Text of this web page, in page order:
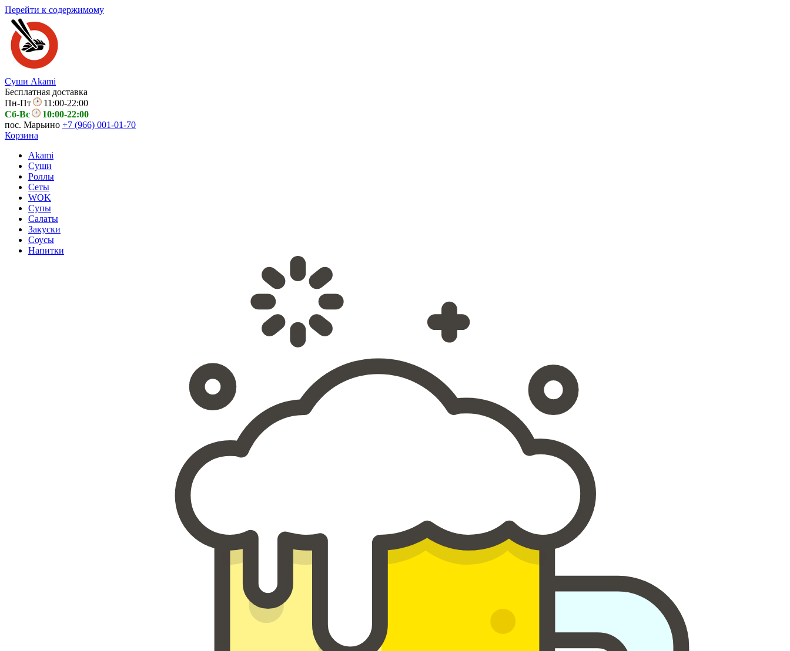
Перейти к содержимому
Суши Akami
Бесплатная доставка
Пн-Пт
11:00-22:00
Сб-Вс
10:00-22:00
пос. Марьино +7 (966) 001-01-70
Корзина
Akami
Суши
Роллы
Сеты
WOK
Супы
Салаты
Закуски
Соусы
Напитки